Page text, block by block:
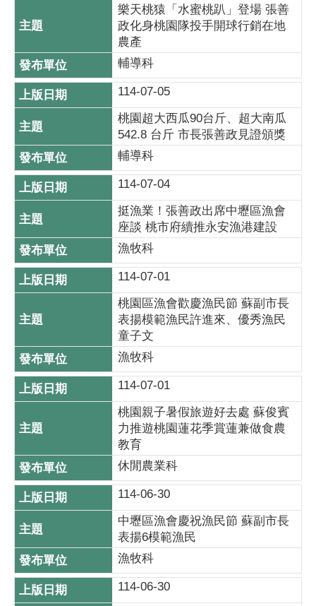
樂天桃猿「水蜜桃趴」登場 張善
政化身桃園隊投手開球行銷在地
農產
輔導科
114-07-05
桃園超大西瓜90台斤、超大南瓜
542.8 台斤 市長張善政見證頒獎
輔導科
114-07-04
挺漁業！張善政出席中壢區漁會
座談 桃市府續推永安漁港建設
漁牧科
114-07-01
桃園區漁會歡慶漁民節 蘇副市長
表揚模範漁民許進來、優秀漁民
童子文
漁牧科
114-07-01
桃園親子暑假旅遊好去處 蘇俊賓
力推遊桃園蓮花季賞蓮兼做食農
教育
休閒農業科
114-06-30
中壢區漁會慶祝漁民節 蘇副市長
表揚6模範漁民
漁牧科
114-06-30